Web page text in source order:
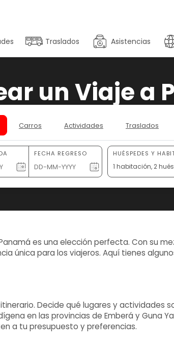
Traslados Asistencias
un Viaje a
Carros Actividades Traslados
FECHA REGRESO HUÉSPEDES Y
1 habitación, 2
es una elección perfecta. Con su
única para los viajeros. Aquí tienes
Decide qué lugares y actividades
en las provincias de Emberá y Guna
a tu presupuesto y preferencias.